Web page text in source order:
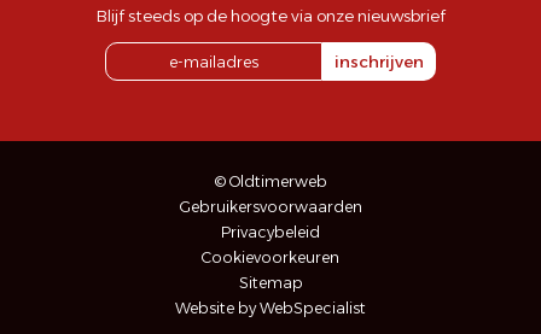
Blijf steeds op de hoogte via onze nieuwsbrief
inschrijven
© Oldtimerweb
Gebruikersvoorwaarden
Privacybeleid
Cookievoorkeuren
Sitemap
Website by WebSpecialist